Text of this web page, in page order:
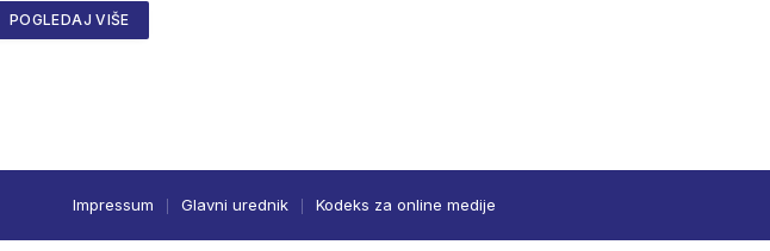
POGLEDAJ VIŠE
Impressum Glavni urednik Kodeks za online medije